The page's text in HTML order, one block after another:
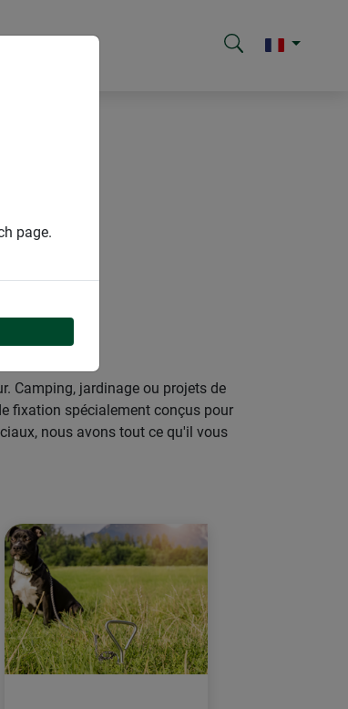
Camping, jardinage ou projets de
fixation spécialement conçus pour
nous avons tout ce qu'il vous
page.